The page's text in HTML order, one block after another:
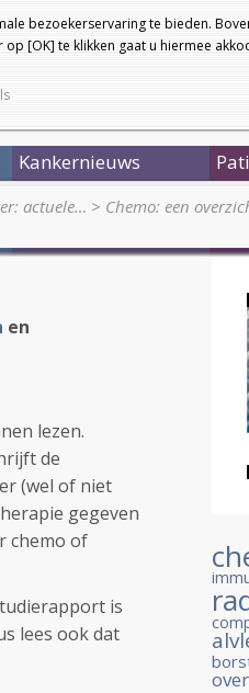
bezoekerservaring te bieden.
[OK] te klikken gaat u hiermee
Kankernieuws
actuele… > Chemo: een
en
lezen.
de
(wel of niet
gegeven
chemo of
is
lees ook dat